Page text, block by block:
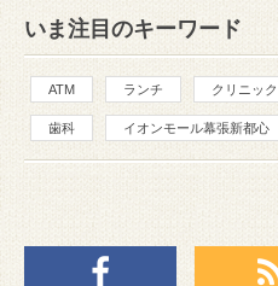
いま注目のキーワード
ATM ランチ クリニック
歯科 イオンモール幕張新都心